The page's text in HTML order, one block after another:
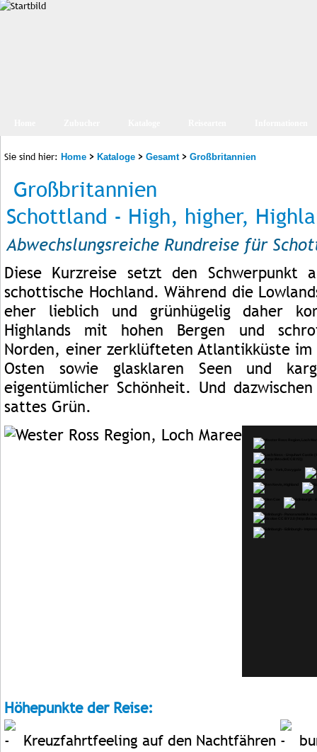
Sie sind hier: Home > Kataloge > Gesamt> Großbritannien
Großbritannien
Schottland - High, higher,
Abwechslungsreiche Rundreise für
Diese Kurzreise setzt den Schwerpunkt
schottische Hochland. Während die
eher lieblich und grünhügelig daher
Highlands mit hohen Bergen und
Norden, einer zerklüfteten Atlantikküste im
Osten sowie glasklaren Seen und
eigentümlicher Schönheit. Und
sattes Grün.
Höhepunkte der Reise:
Kreuzfahrtfeeling auf den Nachtfähren